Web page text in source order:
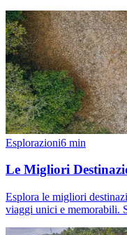
Esplorazioni6 min
Le Migliori
Esplora le migliori
viaggi unici e memorabili.